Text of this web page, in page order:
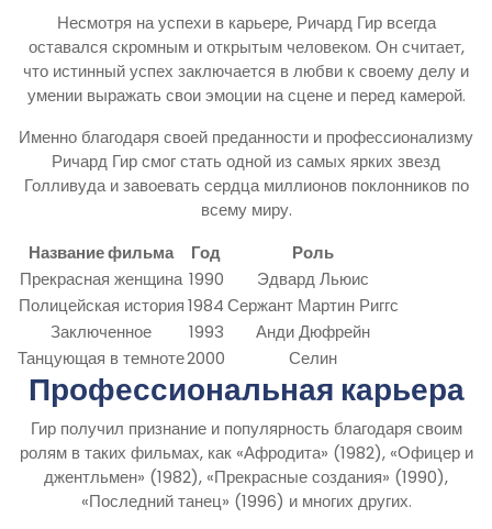
Несмотря на успехи в карьере, Ричард Гир всегда
оставался скромным и открытым человеком. Он считает,
что истинный успех заключается в любви к своему делу и
умении выражать свои эмоции на сцене и перед камерой.
Именно благодаря своей преданности и профессионализму
Ричард Гир смог стать одной из самых ярких звезд
Голливуда и завоевать сердца миллионов поклонников по
всему миру.
Название фильма
Год
Роль
Прекрасная женщина 1990
Эдвард Льюис
Полицейская история1984Сержант Мартин Риггс
Заключенное
1993
Анди Дюфрейн
Танцующая в темноте2000 Селин
Профессиональная карьера
Гир получил признание и популярность благодаря своим
ролям в таких фильмах, как «Афродита» (1982), «Офицер и
джентльмен» (1982), «Прекрасные создания» (1990),
«Последний танец» (1996) и многих других.